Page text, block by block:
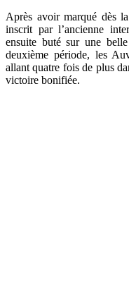
Après avoir marqué dès
inscrit par l’ancienne
ensuite buté sur une
deuxième période, les
allant quatre fois de plus
victoire bonifiée.